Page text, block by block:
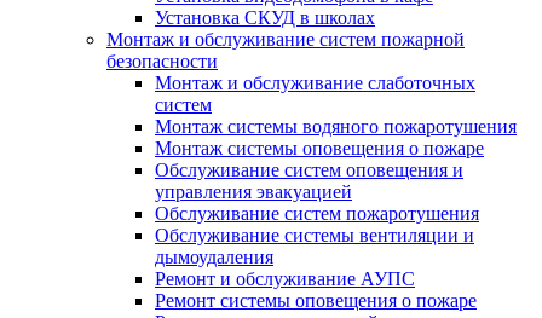
Установка СКУД в школах
Монтаж и обслуживание систем пожарной
безопасности
Монтаж и обслуживание слаботочных
систем
Монтаж системы водяного пожаротушения
Монтаж системы оповещения о пожаре
Обслуживание систем оповещения и
управления эвакуацией
Обслуживание систем пожаротушения
Обслуживание системы вентиляции и
дымоудаления
Ремонт и обслуживание АУПС
Ремонт системы оповещения о пожаре